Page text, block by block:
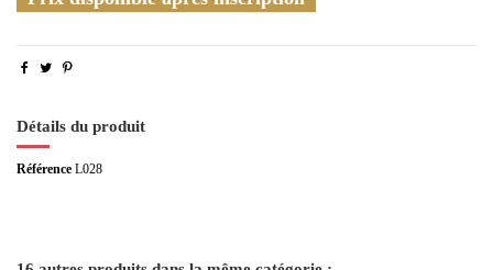
Détails du produit
Référence L028